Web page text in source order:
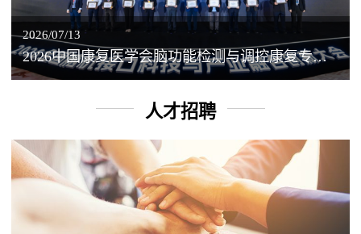
2026/07/13
2026中国康复医学会脑功能检测与调控康复专业委员会学术年会丨脑客中国：脑机接口——EEG驱动TMS闭环调控工作坊
人才招聘